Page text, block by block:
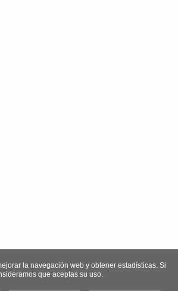
la navegación web y obtener estadísticas. Si
que aceptas su uso.